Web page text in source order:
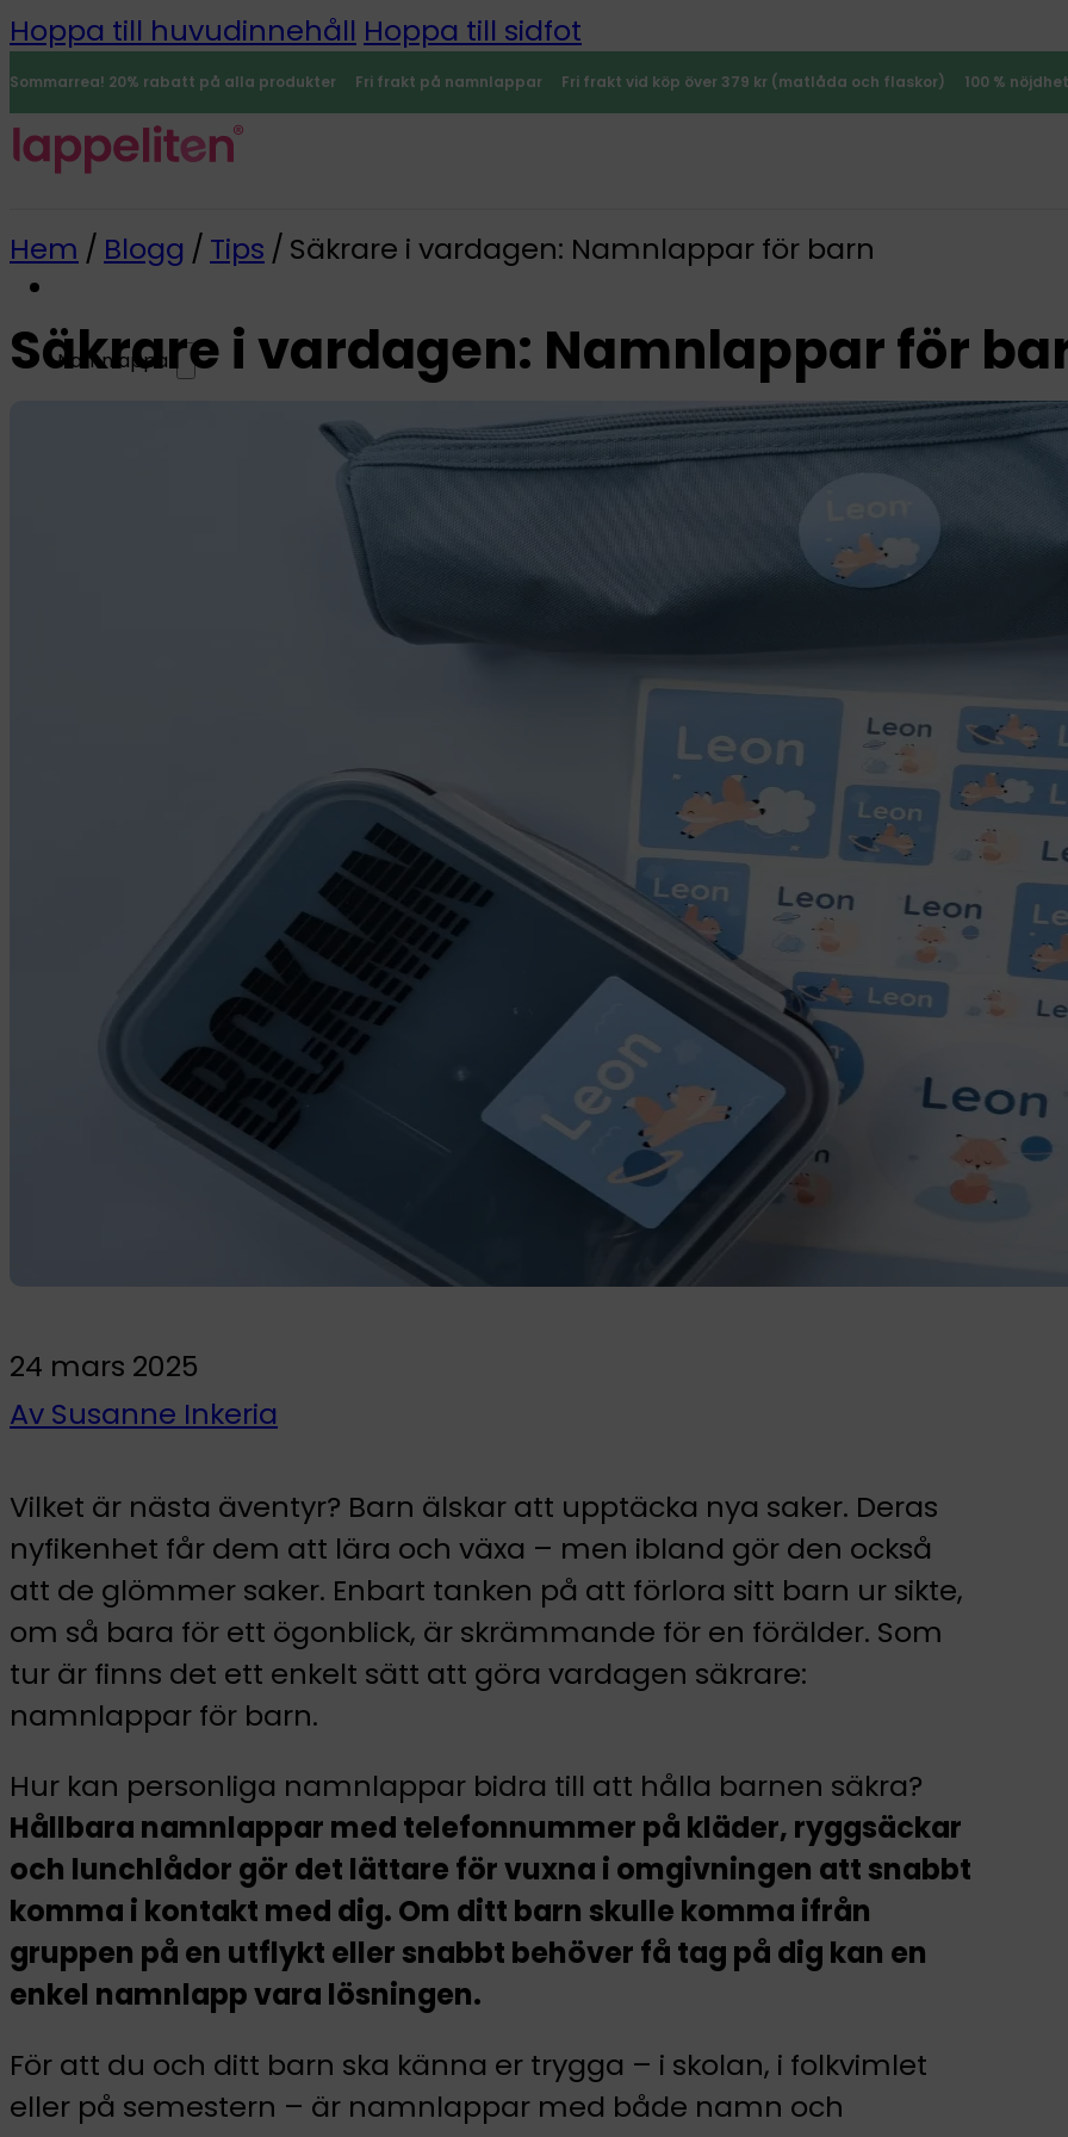
Hoppa till huvudinnehåll Hoppa till sidfot
Sommarrea! 20% rabatt på alla produkter Fri frakt på namnlappar Fri frakt vid köp över 379 kr (matlåda och flaskor) 100 %
Namnlappar
Strykbara namnlappar
Mat & Dryck
Matlåda
Dricksflaska
Barnflaska
Reservdelar
Barnrummet
Till barnrummet
Wallstickers
Självlysande wallstickers
Hem / Blogg / Tips / Säkrare i vardagen: Namnlappar för barn
Säkrare i vardagen: Namnlappar för
24 mars 2025
Av Susanne Inkeria
Vilket är nästa äventyr? Barn älskar att upptäcka nya saker. Deras
nyfikenhet får dem att lära och växa – men ibland gör den också
att de glömmer saker. Enbart tanken på att förlora sitt barn ur sikte,
om så bara för ett ögonblick, är skrämmande för en förälder. Som
tur är finns det ett enkelt sätt att göra vardagen säkrare:
namnlappar för barn.
Hur kan personliga namnlappar bidra till att hålla barnen säkra?
Hållbara namnlappar med telefonnummer på kläder, ryggsäckar
och lunchlådor gör det lättare för vuxna i omgivningen att snabbt
komma i kontakt med dig. Om ditt barn skulle komma ifrån
gruppen på en utflykt eller snabbt behöver få tag på dig kan en
enkel namnlapp vara lösningen.
För att du och ditt barn ska känna er trygga – i skolan, i folkvimlet
eller på semestern – är namnlappar med både namn och